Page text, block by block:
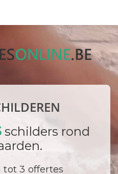
schilders rond
tot 3 offertes